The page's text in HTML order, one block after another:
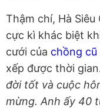
Thậm chí, Hà
cực kì khác biệt
cưới của chồng cũ
xếp được thời
đời tốt và cuộc
mừng. Anh ấy 40